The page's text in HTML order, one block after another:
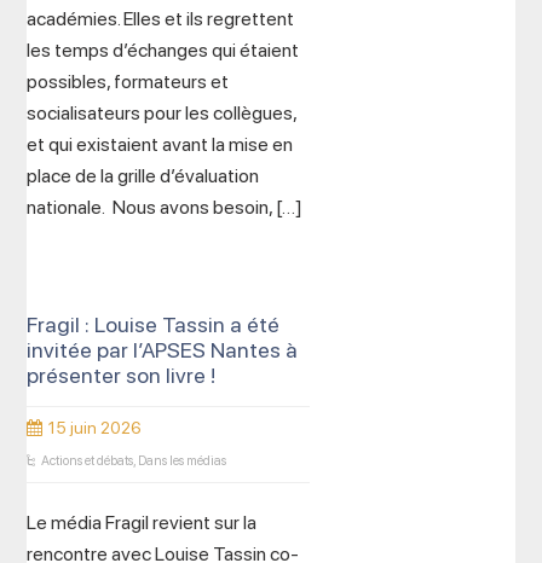
académies. Elles et ils regrettent
les temps d’échanges qui étaient
possibles, formateurs et
socialisateurs pour les collègues,
et qui existaient avant la mise en
place de la grille d’évaluation
nationale. Nous avons besoin, […]
Fragil : Louise Tassin a été
invitée par l’APSES Nantes à
présenter son livre !
15 juin 2026
Actions et débats, Dans les médias
Le média Fragil revient sur la
rencontre avec Louise Tassin co-